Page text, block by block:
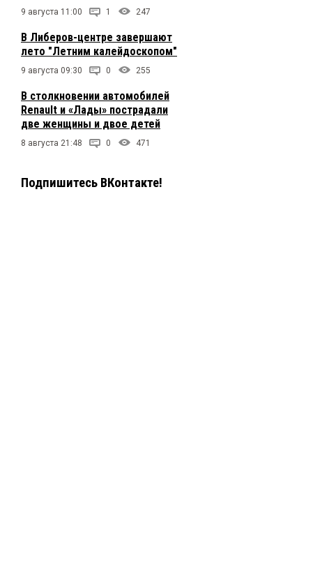
9 августа 11:00 1 247
В Либеров-центре завершают
лето "Летним калейдоскопом"
9 августа 09:30 0 255
В столкновении автомобилей
Renault и «Лады» пострадали
две женщины и двое детей
8 августа 21:48 0 471
Подпишитесь ВКонтакте!